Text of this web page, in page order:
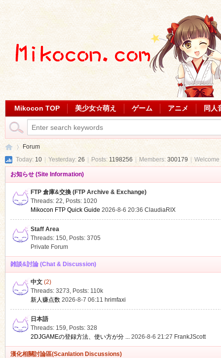
Mikocon TOP 美少女☆萌え ゲーム アニメ 同人
Forum
Today: 10 Yesterday: 26 Posts: 1198256 Members: 300179
お知らせ (Site Information)
FTP 倉庫&交換 (FTP Archive & Exchange)
Threads: 22, Posts: 1020
Mikocon FTP Quick Guide 2026-8-6 20:36 ClaudiaRIX
Staff Area
Threads: 150, Posts: 3705
Private Forum
雑談&討論 (Chat & Discussion)
中文(2)
Threads: 3273, Posts: 110k
新人赚点数 2026-8-7 06:11 hrimfaxi
日本語
Threads: 159, Posts: 328
2DJGAMEの登録方法、使い方が分 ... 2026-8-6 21:27 FrankJScott
漢化相關討論區(Scanlation Discussions)